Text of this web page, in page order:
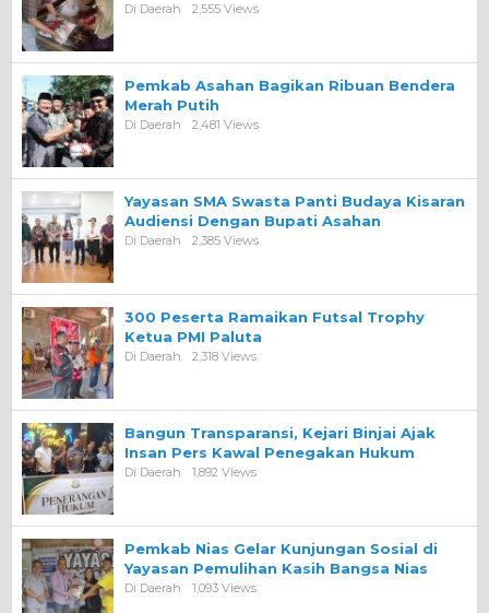
Di Daerah 2,555 Views
Pemkab Asahan Bagikan Ribuan Bendera
Merah Putih
Di Daerah 2,481 Views
Yayasan SMA Swasta Panti Budaya Kisaran
Audiensi Dengan Bupati Asahan
Di Daerah 2,385 Views
300 Peserta Ramaikan Futsal Trophy
Ketua PMI Paluta
Di Daerah 2,318 Views
Bangun Transparansi, Kejari Binjai Ajak
Insan Pers Kawal Penegakan Hukum
Di Daerah 1,892 Views
Pemkab Nias Gelar Kunjungan Sosial di
Yayasan Pemulihan Kasih Bangsa Nias
Di Daerah 1,093 Views